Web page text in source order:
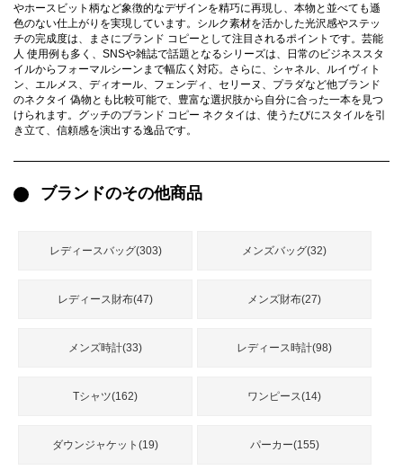
録
ー
管
理
ら
せ
2026人気特集
バッグ
財布
時計
服
ズボン
衣装セット
靴
住まい用品
アクセサリー
ベルト
スカーフ
アイフォーンケ
ース
小物
最
やホースビット柄など象徴的なデザインを精巧に再現し、本物と並べても遜
色のない仕上がりを実現しています。シルク素材を活かした光沢感やステッ
チの完成度は、まさにブランド コピーとして注目されるポイントです。芸能
人 使用例も多く、SNSや雑誌で話題となるシリーズは、日常のビジネススタ
イルからフォーマルシーンまで幅広く対応。さらに、シャネル、ルイヴィト
ン、エルメス、ディオール、フェンディ、セリーヌ、プラダなど他ブランド
のネクタイ 偽物とも比較可能で、豊富な選択肢から自分に合った一本を見つ
けられます。グッチのブランド コピー ネクタイは、使うたびにスタイルを引
き立て、信頼感を演出する逸品です。
ブランドのその他商品
レディースバッグ(303) メンズバッグ(32)
レディース財布(47) メンズ財布(27)
メンズ時計(33) レディース時計(98)
Tシャツ(162) ワンピース(14)
ダウンジャケット(19) パーカー(155)